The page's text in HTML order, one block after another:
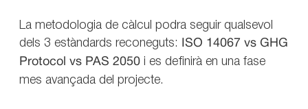
La metodologia de càlcul podra seguir qualsevol
dels 3 estàndards reconeguts:
ISO 14067 vs GHG
Protocol vs PAS 2050 i es definirà en una fase
mes avançada del projecte.